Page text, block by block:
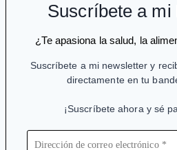
Suscríbete a
¿Te apasiona la salud, la
Suscríbete a mi newsletter y
directamente en tu
¡Suscríbete ahora y sé